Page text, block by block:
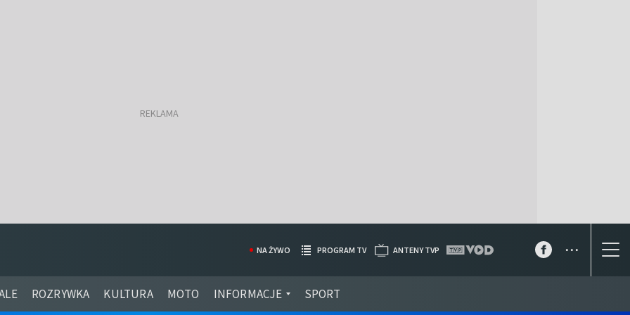
ROZRYWKA KULTURA MOTO INFORMACJE SPORT
NA ŻYWO PROGRAM TV ANTENY TVP ...